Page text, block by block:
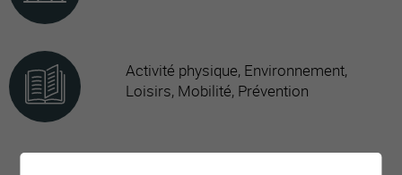
Activité physique, Environnement,
Loisirs, Mobilité, Prévention